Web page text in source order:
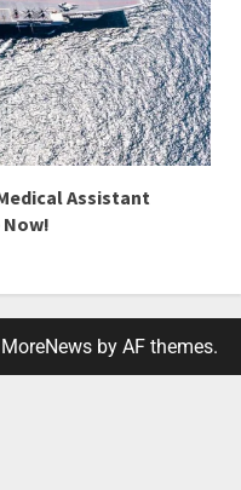
Assistant
Now!
MoreNewsby AF themes.